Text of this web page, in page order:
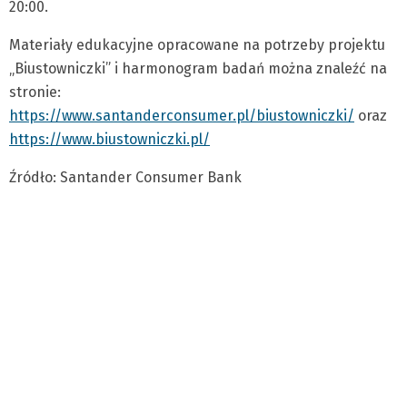
20:00.
Materiały edukacyjne opracowane na potrzeby projektu
„Biustowniczki” i harmonogram badań można znaleźć na
stronie:
https://www.santanderconsumer.pl/biustowniczki/ oraz
https://www.biustowniczki.pl/
Źródło: Santander Consumer Bank